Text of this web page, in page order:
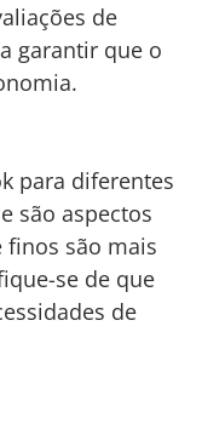
de
garantir que o
para diferentes
são aspectos
finos são mais
se de que
de